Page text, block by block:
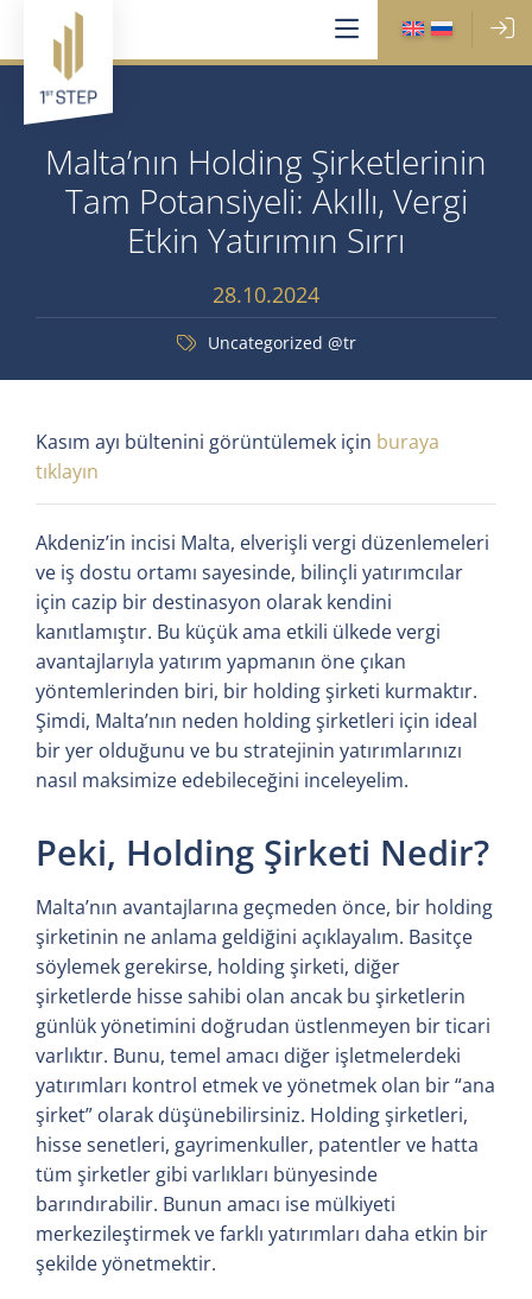
Malta’nın Holding Şirketlerinin
Tam Potansiyeli: Akıllı, Vergi
Etkin Yatırımın Sırrı
28.10.2024
Uncategorized @tr
Kasım ayı bültenini görüntülemek için buraya
tıklayın
Akdeniz’in incisi Malta, elverişli vergi düzenlemeleri
ve iş dostu ortamı sayesinde, bilinçli yatırımcılar
için cazip bir destinasyon olarak kendini
kanıtlamıştır. Bu küçük ama etkili ülkede vergi
avantajlarıyla yatırım yapmanın öne çıkan
yöntemlerinden biri, bir holding şirketi kurmaktır.
Şimdi, Malta’nın neden holding şirketleri için ideal
bir yer olduğunu ve bu stratejinin yatırımlarınızı
nasıl maksimize edebileceğini inceleyelim.
Peki, Holding Şirketi Nedir?
Malta’nın avantajlarına geçmeden önce, bir holding
şirketinin ne anlama geldiğini açıklayalım. Basitçe
söylemek gerekirse, holding şirketi, diğer
şirketlerde hisse sahibi olan ancak bu şirketlerin
günlük yönetimini doğrudan üstlenmeyen bir ticari
varlıktır. Bunu, temel amacı diğer işletmelerdeki
yatırımları kontrol etmek ve yönetmek olan bir “ana
şirket” olarak düşünebilirsiniz. Holding şirketleri,
hisse senetleri, gayrimenkuller, patentler ve hatta
tüm şirketler gibi varlıkları bünyesinde
barındırabilir. Bunun amacı ise mülkiyeti
merkezileştirmek ve farklı yatırımları daha etkin bir
şekilde yönetmektir.